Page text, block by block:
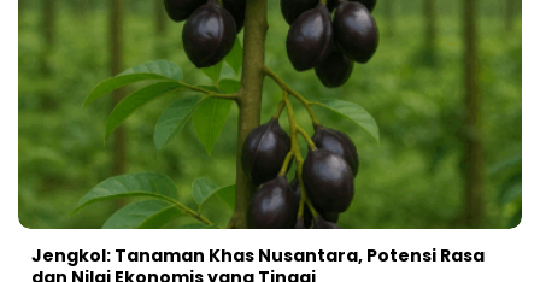
Jengkol: Tanaman Khas Nusantara, Potensi Rasa
dan Nilai Ekonomis yang Tinggi